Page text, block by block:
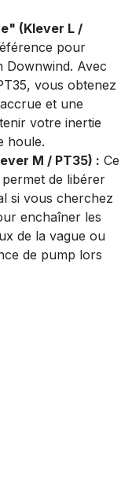
(Klever L /
pour
Downwind. Avec
vous obtenez
et une
votre inertie
houle.
M / PT35) : Ce
de libérer
si vous cherchez
enchaîner les
de la vague ou
de pump lors